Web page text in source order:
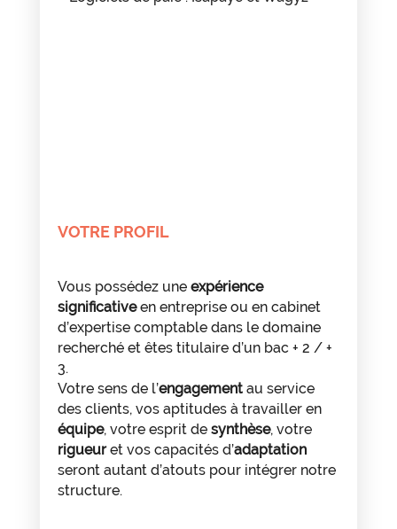
VOTRE PROFIL
Vous possédez une expérience
significativeen entreprise ou en cabinet
d’expertise comptable dans le domaine
recherché et êtes titulaire d’un bac + 2 / +
3.
Votre sens de l’engagementau service
des clients, vos aptitudes à travailler en
équipe, votre esprit de synthèse, votre
rigueuret vos capacités d’adaptation
seront autant d’atouts pour intégrer notre
structure.